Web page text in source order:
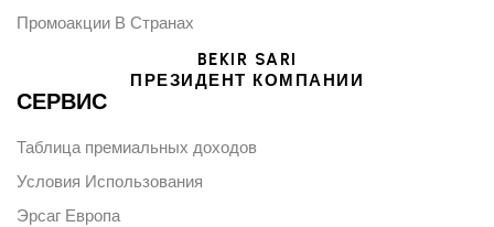
BEKIR SARI
ПРЕЗИДЕНТ КОМПАНИИ
Промоакции В Странах
СЕРВИС
Таблица премиальных доходов
Условия Использования
Эрсаг Европа